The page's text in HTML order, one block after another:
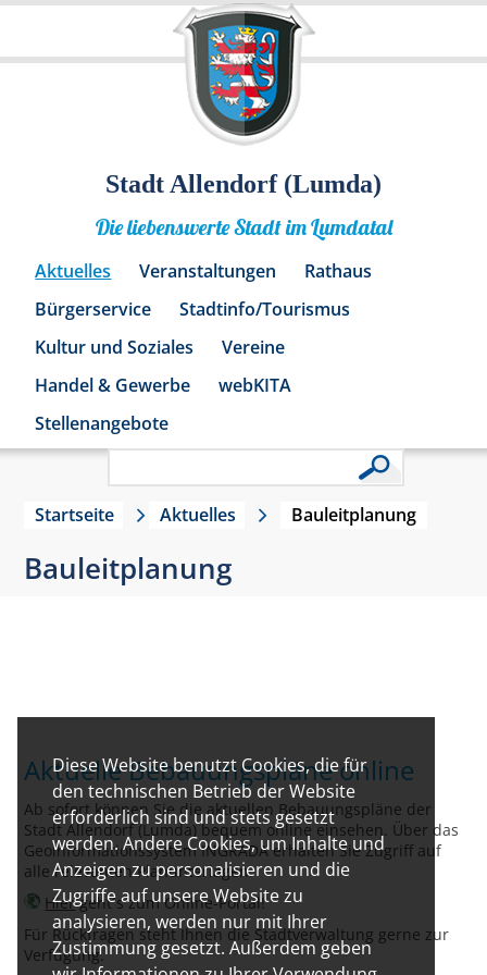
Diese Website benutzt Cookies, die für
den technischen Betrieb der Website
erforderlich sind und stets gesetzt
werden. Andere Cookies, um Inhalte und
Anzeigen zu personalisieren und die
Zugriffe auf unsere Website zu
analysieren, werden nur mit Ihrer
Zustimmung gesetzt. Außerdem geben
Stadt Allendorf (Lumda)
Die liebenswerte Stadt im Lumdatal
Aktuelles Veranstaltungen
Rathaus
Bürgerservice
Stadtinfo/Tourismus
Kultur und Soziales
Vereine
Handel & Gewerbe
webKITA
Stellenangebote
Startseite Aktuelles Bauleitplanung
Bauleitplanung
Aktuelle Bebauungspläne online
Ab sofort können Sie die aktuellen Bebauungspläne der
Stadt Allendorf (Lumda) bequem online einsehen. Über das
Geoinformationssystem INGRADA erhalten Sie Zugriff auf
alle relevanten Planunterlagen.
Hiergeht´s zum Online-Portal!
Für Rückfragen steht Ihnen die Stadtverwaltung gerne zur
Verfügung.